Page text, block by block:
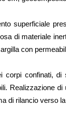
superficiale
di materiale
con
corpi confinati,
Realizzazione
di rilancio verso